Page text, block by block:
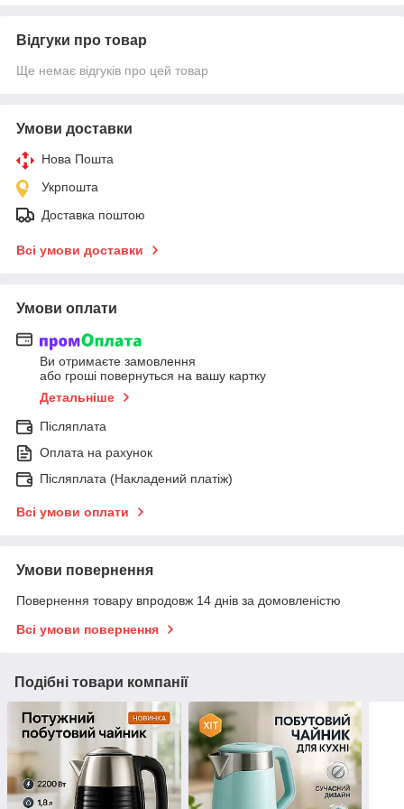
Відгуки про товар
Ще немає відгуків про цей товар
Умови доставки
Нова Пошта
Укрпошта
Доставка поштою
Всі умови доставки
Умови оплати
Ви отримаєте замовлення
або гроші повернуться на вашу картку
Детальніше
Післяплата
Оплата на рахунок
Післяплата (Накладений платіж)
Всі умови оплати
Умови повернення
Повернення товару впродовж 14 днів за домовленістю
Всі умови повернення
Подібні товари компанії